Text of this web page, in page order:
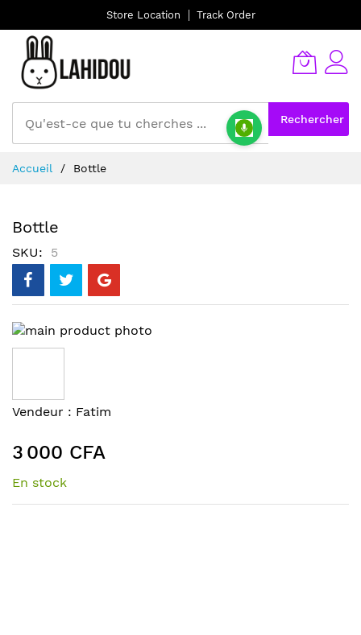
Store Location Track Order
Rechercher
au
Accueil Bottle
Bottle
SKU 5
Skip
to
of
the
gallery
Skip
the
beginning
of
Vendeur : Fatim
3 000 CFA
En stock